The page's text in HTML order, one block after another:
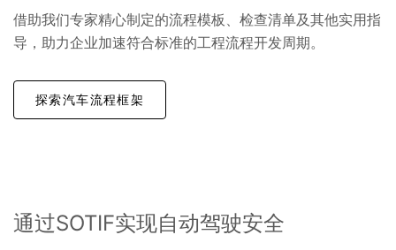
借助我们专家精心制定的流程模板、检查清单及其他实用指
导，助力企业加速符合标准的工程流程开发周期。
探索汽车流程框架
通过SOTIF实现自动驾驶安全